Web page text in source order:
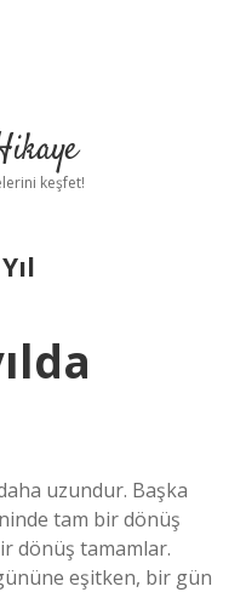
keşfet!
uzundur. Başka
tam bir dönüş
dönüş tamamlar.
eşitken, bir gün